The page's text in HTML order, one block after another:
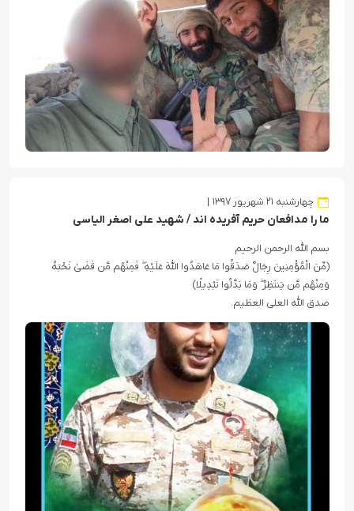
چهارشنبه ۲۱ شهریور ۱۳۹۷
ما را مدافعان حریم آفریده اند / شهید علی اصغر الیاسی
بسم الله الرحمن الرحیم
(مِّنَ الْمُؤْمِنِینَ رِجَالٌ صَدَقُوا مَا عَاهَدُوا اللَّهَ عَلَیْهِ ۖ فَمِنْهُم مَّن قَضَىٰ نَحْبَهُ
وَمِنْهُم مَّن یَنتَظِرُ ۖ وَمَا بَدَّلُوا تَبْدِیلًا)
صدق الله العلی العظیم.